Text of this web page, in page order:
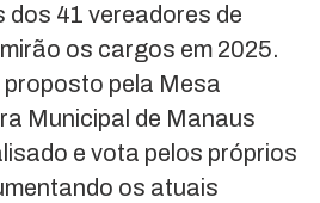
dos 41 vereadores de
os cargos em 2025.
proposto pela Mesa
Municipal de Manaus
e vota pelos próprios
os atuais